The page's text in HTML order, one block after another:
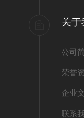
关于
公司
荣誉
企业
联系